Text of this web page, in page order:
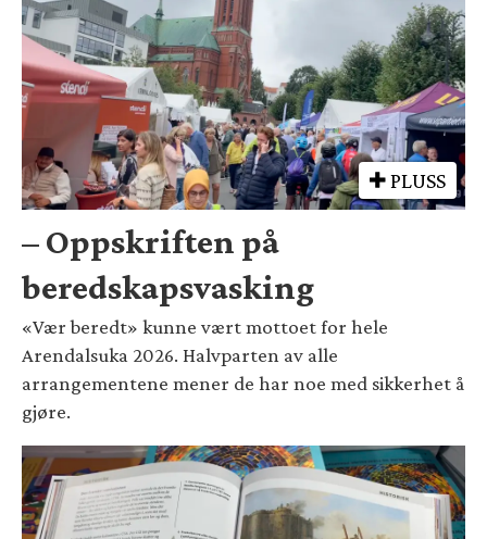
PLUSS
– Oppskriften på
beredskapsvasking
«Vær beredt» kunne vært mottoet for hele
Arendalsuka 2026. Halvparten av alle
arrangementene mener de har noe med sikkerhet å
gjøre.